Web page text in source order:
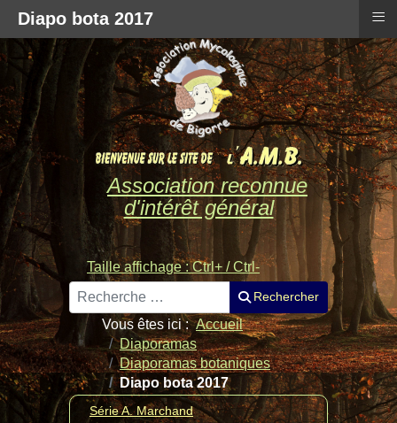
Association reconnue
d'intérêt général
Taille affichage : Ctrl+ / Ctrl-
Rechercher
Rechercher
Vous êtes ici :Accueil
Diaporamas
Diaporamas botaniques
Diapo bota 2017
Série A. Marchand
Diapo bota 2017 ≡